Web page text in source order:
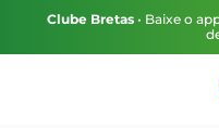
Clube Bretas • Baixe o